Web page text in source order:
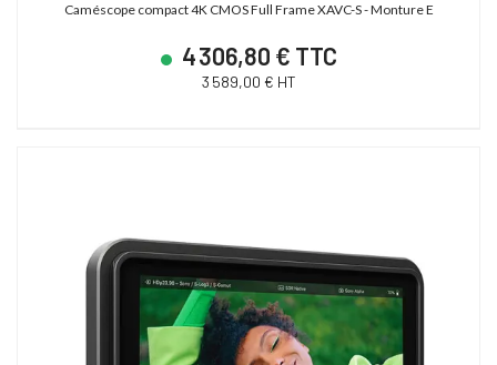
Caméscope compact 4K CMOS Full Frame XAVC-S - Monture E
4 306,80 € TTC
3 589,00 € HT